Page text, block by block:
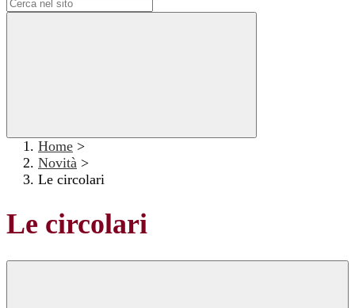
Home >
Novità >
Le circolari
Le circolari